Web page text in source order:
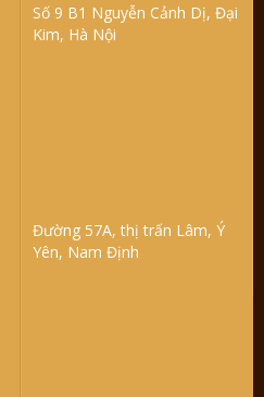
Số 9 B1 Nguyễn Cảnh Dị, Đại
Kim, Hà Nội
Đường 57A, thị trấn Lâm, Ý
Yên, Nam Định